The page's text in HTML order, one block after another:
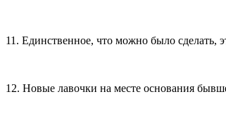
11. Единственное, что можно было сделать,
12. Новые лавочки на месте основания